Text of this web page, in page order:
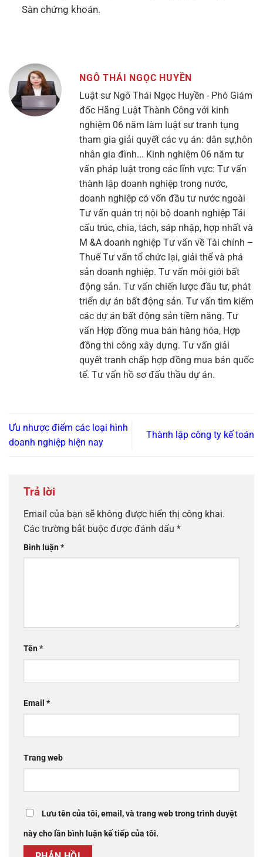
Sàn chứng khoán.
NGÔ THÁI NGỌC HUYỀN
Luật sư Ngô Thái Ngọc Huyền - Phó Giám
đốc Hãng Luật Thành Công với kinh
nghiệm 06 năm làm luật sư tranh tụng
tham gia giải quyết các vụ án: dân sự,hôn
nhân gia đình... Kinh nghiệm 06 năm tư
vấn pháp luật trong các lĩnh vực: Tư vấn
thành lập doanh nghiệp trong nước,
doanh nghiệp có vốn đầu tư nước ngoài
Tư vấn quản trị nội bộ doanh nghiệp Tái
cấu trúc, chia, tách, sáp nhập, hợp nhất và
M &A doanh nghiệp Tư vấn về Tài chính –
Thuế Tư vấn tổ chức lại, giải thể và phá
sản doanh nghiệp. Tư vấn môi giới bất
động sản. Tư vấn chiến lược đầu tư, phát
triển dự án bất động sản. Tư vấn tìm kiếm
các dự án bất động sản tiềm năng. Tư
vấn Hợp đồng mua bán hàng hóa, Hợp
đồng thi công xây dựng. Tư vấn giải
quyết tranh chấp hợp đồng mua bán quốc
tế. Tư vấn hồ sơ đấu thầu dự án.
Ưu nhược điểm các loại hình
doanh nghiệp hiện nay
Thành lập công ty kế toán
Trả lời
Email của bạn sẽ không được hiển thị công khai.
Các trường bắt buộc được đánh dấu *
Bình luận*
Tên*
Email *
Trang web
Lưu tên của tôi, email, và trang web trong trình duyệt
này cho lần bình luận kế tiếp của tôi.